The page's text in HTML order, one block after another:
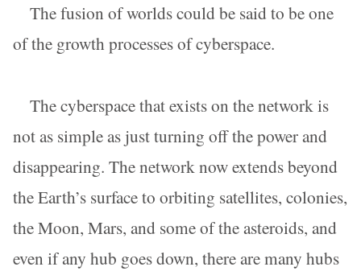
The fusion of worlds could be said to be one
of the growth processes of cyberspace.
The cyberspace that exists on the network is
not as simple as just turning off the power and
disappearing. The network now extends beyond
the Earth’s surface to orbiting satellites, colonies,
the Moon, Mars, and some of the asteroids, and
even if any hub goes down, there are many hubs